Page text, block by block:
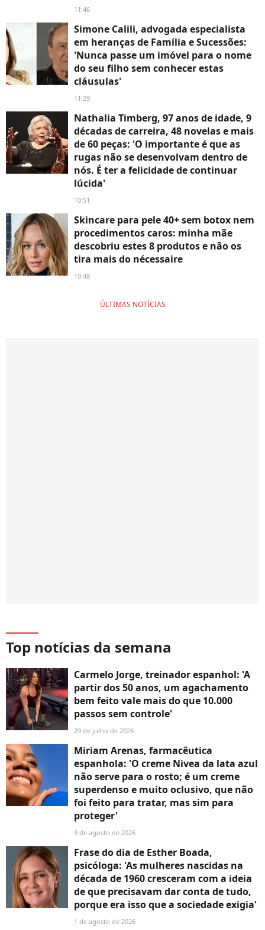
11:46
Simone Calili, advogada especialista
em heranças de Família e Sucessões:
'Nunca passe um imóvel para o nome
do seu filho sem conhecer estas
cláusulas'
11:29
Nathalia Timberg, 97 anos de idade, 9
décadas de carreira, 48 novelas e mais
de 60 peças: 'O importante é que as
rugas não se desenvolvam dentro de
nós. É ter a felicidade de continuar
lúcida'
10:51
Skincare para pele 40+ sem botox nem
procedimentos caros: minha mãe
descobriu estes 8 produtos e não os
tira mais do nécessaire
10:48
ÚLTIMAS NOTÍCIAS
Top notícias da semana
Carmelo Jorge, treinador espanhol: 'A
partir dos 50 anos, um agachamento
bem feito vale mais do que 10.000
passos sem controle'
29 de julho de 2026
Miriam Arenas, farmacêutica
espanhola: 'O creme Nivea da lata azul
não serve para o rosto; é um creme
superdenso e muito oclusivo, que não
foi feito para tratar, mas sim para
proteger'
3 de agosto de 2026
Frase do dia de Esther Boada,
psicóloga: 'As mulheres nascidas na
década de 1960 cresceram com a ideia
de que precisavam dar conta de tudo,
porque era isso que a sociedade exigia'
1 de agosto de 2026